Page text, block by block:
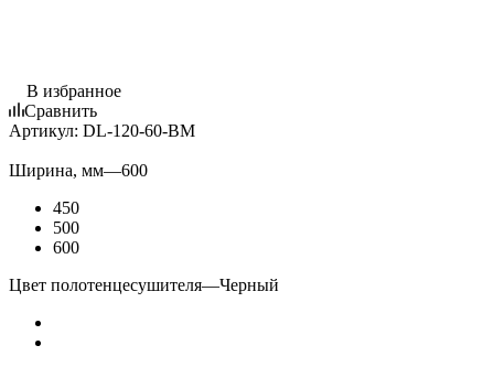
В избранное
Сравнить
Артикул: DL-120-60-BM
Ширина, мм—600
450
500
600
Цвет полотенцесушителя—Черный